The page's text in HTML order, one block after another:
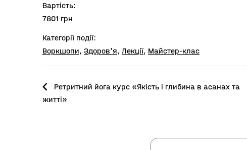
Вартість:
7801 грн
Категорії події:
Воркшопи, Здоров'я, Лекції, Майстер-клас
Ретритний йога курс «Якість і глибина в асанах та
житті»